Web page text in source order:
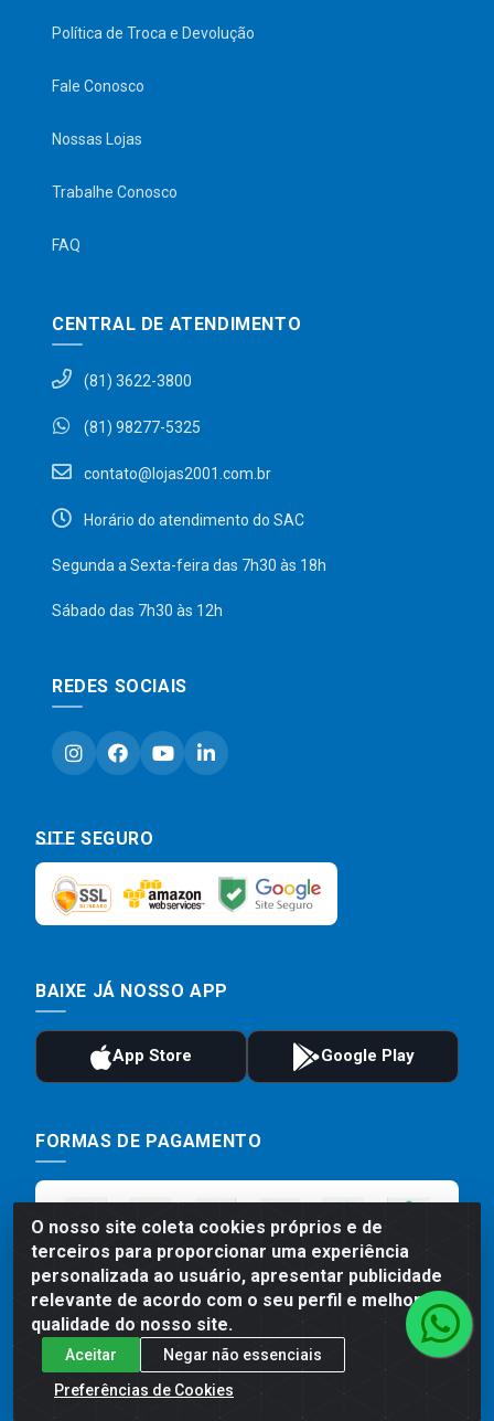
O nosso site coleta cookies próprios e de
terceiros para proporcionar uma experiência
personalizada ao usuário, apresentar publicidade
relevante de acordo com o seu perfil e melhorar a
qualidade do nosso site.
Aceitar
Negar não essenciais
Preferências de Cookies
Política de Troca e Devolução
Fale Conosco
Nossas Lojas
Trabalhe Conosco
FAQ
CENTRAL DE ATENDIMENTO
(81) 3622-3800
(81) 98277-5325
contato@lojas2001.com.br
Horário do atendimento do SAC
Segunda a Sexta-feira das 7h30 às 18h
Sábado das 7h30 às 12h
REDES SOCIAIS
SITE SEGURO
BAIXE JÁ NOSSO APP
FORMAS DE PAGAMENTO
Preços, promoções, condições de pagamento e frete são válidos
para compras realizadas exclusivamente pelo site. Caso haja